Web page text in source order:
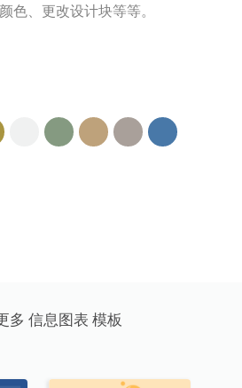
色、更改设计块等等。
多 信息图表 模板